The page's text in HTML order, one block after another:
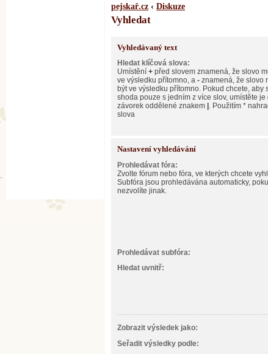
pejskař.cz ‹ Diskuze
Vyhledat
Vyhledávaný text
Hledat klíčová slova:
Umístění + před slovem znamená, že slovo
ve výsledku přítomno, a - znamená, že slovo
být ve výsledku přítomno. Pokud chcete, aby
shoda pouze s jedním z více slov, umístěte je
závorek oddělené znakem . Použitím *
slova
Nastavení vyhledávání
Prohledávat fóra:
Zvolte fórum nebo fóra, ve kterých chcete
Subfóra jsou prohledávána automaticky,
nezvolíte jinak.
Prohledávat subfóra:
Hledat uvnitř:
Zobrazit výsledek jako:
Seřadit výsledky podle: